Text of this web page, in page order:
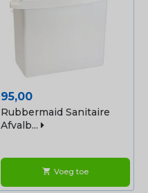
Prijs
95,00
Rubbermaid Sanitaire
Afvalb...
shopping_cart Voeg toe